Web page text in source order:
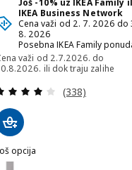
IKEA Business Network
Cena važi od 2. 7. 2026 do
8. 2026
Posebna IKEA Family
važi od 2.7.2026. do
ili dok traju zalihe
Pregled: 3.9
(338)
opcija